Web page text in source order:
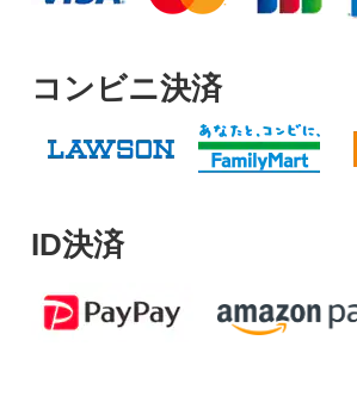
コンビニ決済
ID決済